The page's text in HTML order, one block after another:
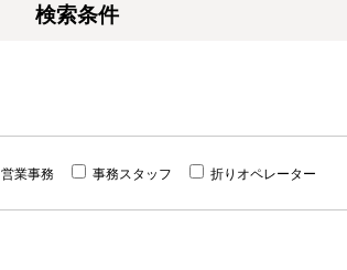
検索条件
営業事務 事務スタッフ 折りオペレーター